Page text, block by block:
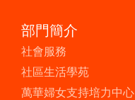
部門簡介
社會服務
社區生活學苑
萬華婦女支持培力中心